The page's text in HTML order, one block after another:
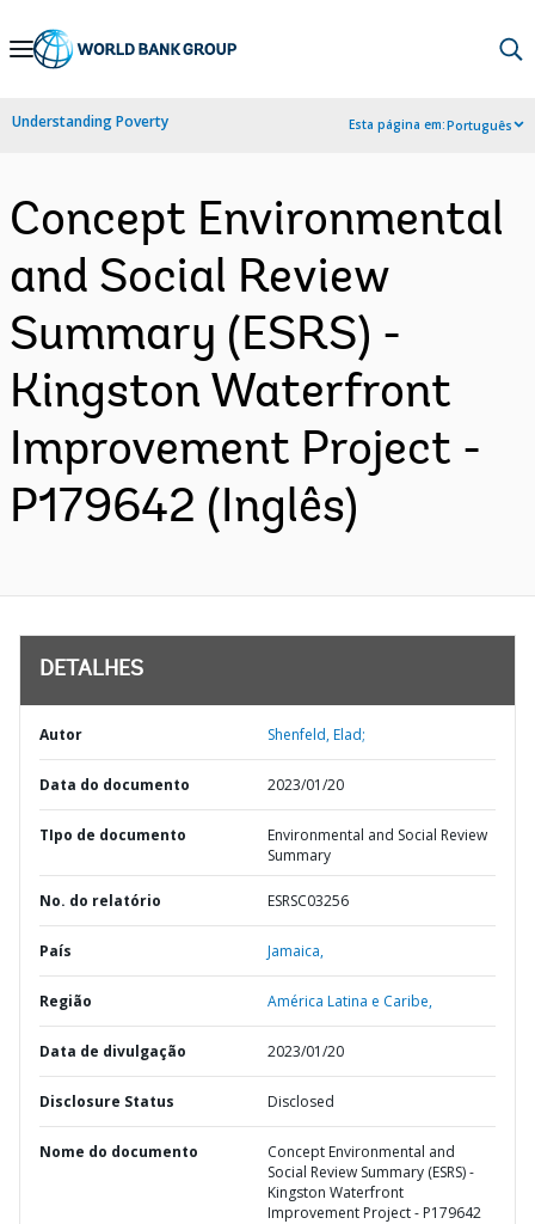
Skip
Navigation
Understanding Poverty Esta página em:Português
Concept Environmental
and Social Review
Summary (ESRS) -
Kingston Waterfront
Improvement Project -
P179642 (Inglês)
DETALHES
Autor Shenfeld, Elad;
Data do documento 2023/01/20
TIpo de documento
Environmental and Social Review
Summary
No. do relatório ESRSC03256
País Jamaica,
Região América Latina e Caribe,
Data de divulgação 2023/01/20
Disclosure Status Disclosed
Nome do documento
Concept Environmental and
Social Review Summary (ESRS) -
Kingston Waterfront
Improvement Project - P179642